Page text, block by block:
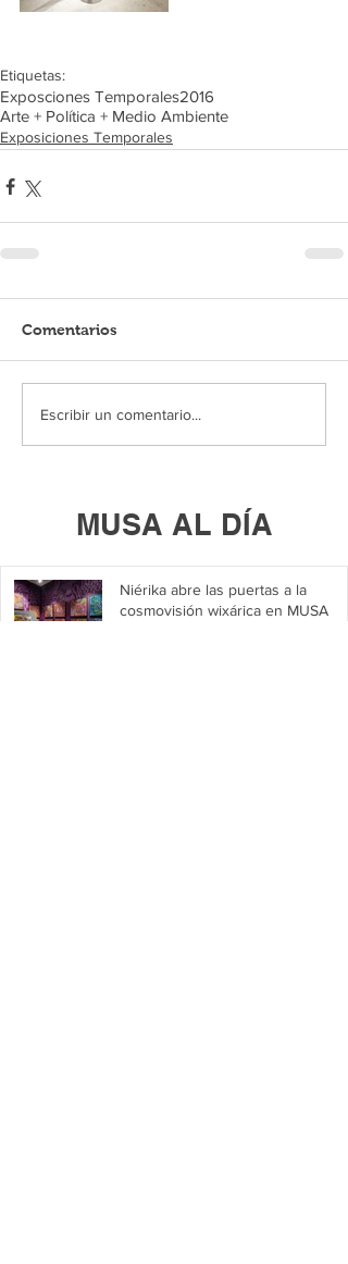
Etiquetas:
Exposciones Temporales2016
Arte + Política + Medio Ambiente
Exposiciones Temporales
Comentarios
Escribir un comentario...
MUSA AL DÍA
Niérika abre las puertas a la
cosmovisión wixárica en MUSA